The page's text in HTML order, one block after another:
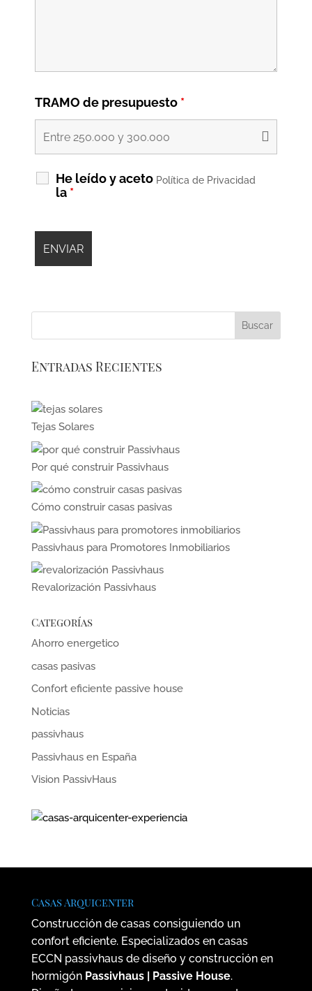
TRAMO de presupuesto *
He leído y aceto
la *
Política de Privacidad
Entradas Recientes
Tejas Solares
Por qué construir Passivhaus
Cómo construir casas pasivas
Passivhaus para Promotores Inmobiliarios
Revalorización Passivhaus
Categorías
Ahorro energetico
casas pasivas
Confort eficiente passive house
Noticias
passivhaus
Passivhaus en España
Vision PassivHaus
Casas Arquicenter
Construcción de casas consiguiendo un
confort eficiente. Especializados en casas
ECCN passivhaus de diseño y construcción en
hormigón Passivhaus | Passive House.